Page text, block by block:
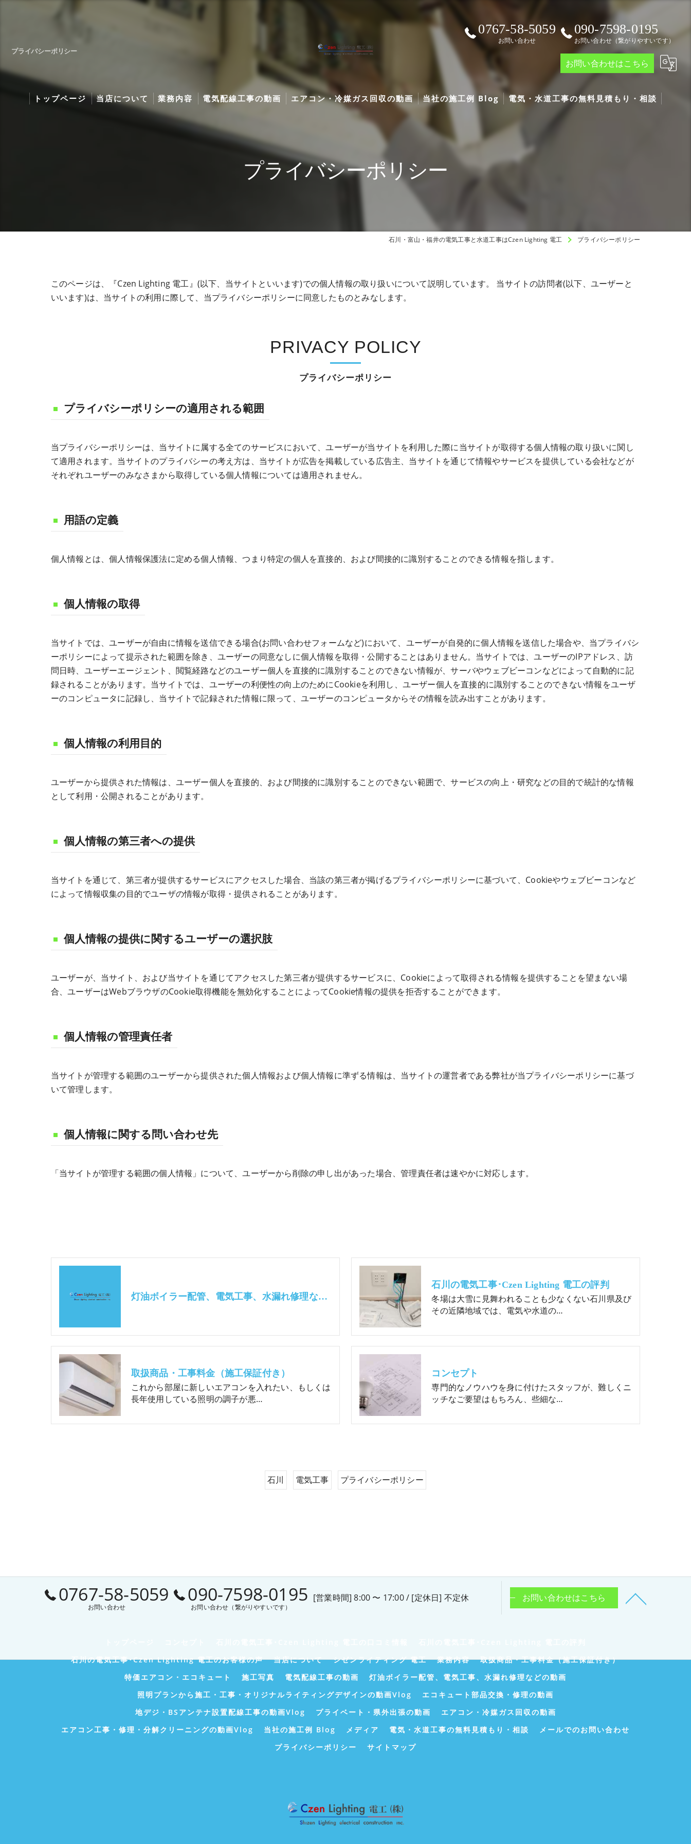
プライバシーポリシー
0767-58-5059
お問い合わせ
090-7598-0195
お問い合わせ（繋がりやすいです）
お問い合わせはこちら
トップページ 当店について 業務内容
取扱商品・工事料金（施工保証付き）
電気配線工事の動画
灯油ボイラー配管、電気工事、水漏れ修理などの動画
照明プランから施工・工事・オリジナルライティングデザインの動画Vlog
エコキュート部品交換・修理の動画
エアコン・冷媒ガス回収の動画
エアコン工事・修理・分解クリーニングの動画Vlog
当社の施工例 Blog 電気・水道工事の無料見積もり・相談
プライバシーポリシー
石川・富山・福井の電気工事と水道工事はCzen Lighting 電工 プライバシーポリシー
このページは、『Czen Lighting 電工』(以下、当サイトといいます)での個人情報の取り扱いについて説明しています。 当サイトの訪問者(以下、ユーザーと
いいます)は、当サイトの利用に際して、当プライバシーポリシーに同意したものとみなします。
プライバシーポリシー
PRIVACY POLICY
プライバシーポリシーの適用される範囲
当プライバシーポリシーは、当サイトに属する全てのサービスにおいて、ユーザーが当サイトを利用した際に当サイトが取得する個人情報の取り扱いに関し
て適用されます。当サイトのプライバシーの考え方は、当サイトが広告を掲載している広告主、当サイトを通じて情報やサービスを提供している会社などが
それぞれユーザーのみなさまから取得している個人情報については適用されません。
用語の定義
個人情報とは、個人情報保護法に定める個人情報、つまり特定の個人を直接的、および間接的に識別することのできる情報を指します。
個人情報の取得
当サイトでは、ユーザーが自由に情報を送信できる場合(お問い合わせフォームなど)において、ユーザーが自発的に個人情報を送信した場合や、当プライバシ
ーポリシーによって提示された範囲を除き、ユーザーの同意なしに個人情報を取得・公開することはありません。当サイトでは、ユーザーのIPアドレス、訪
問日時、ユーザーエージェント、閲覧経路などのユーザー個人を直接的に識別することのできない情報が、サーバやウェブビーコンなどによって自動的に記
録されることがあります。当サイトでは、ユーザーの利便性の向上のためにCookieを利用し、ユーザー個人を直接的に識別することのできない情報をユーザ
ーのコンピュータに記録し、当サイトで記録された情報に限って、ユーザーのコンピュータからその情報を読み出すことがあります。
個人情報の利用目的
ユーザーから提供された情報は、ユーザー個人を直接的、および間接的に識別することのできない範囲で、サービスの向上・研究などの目的で統計的な情報
として利用・公開されることがあります。
個人情報の第三者への提供
当サイトを通じて、第三者が提供するサービスにアクセスした場合、当該の第三者が掲げるプライバシーポリシーに基づいて、Cookieやウェブビーコンなど
によって情報収集の目的でユーザの情報が取得・提供されることがあります。
個人情報の提供に関するユーザーの選択肢
ユーザーが、当サイト、および当サイトを通じてアクセスした第三者が提供するサービスに、Cookieによって取得される情報を提供することを望まない場
合、ユーザーはWebブラウザのCookie取得機能を無効化することによってCookie情報の提供を拒否することができます。
個人情報の管理責任者
当サイトが管理する範囲のユーザーから提供された個人情報および個人情報に準ずる情報は、当サイトの運営者である弊社が当プライバシーポリシーに基づ
いて管理します。
個人情報に関する問い合わせ先
「当サイトが管理する範囲の個人情報」について、ユーザーから削除の申し出があった場合、管理責任者は速やかに対応します。
灯油ボイラー配管、電気工事、水漏れ修理などの動画
石川の電気工事･Czen Lighting 電工の評判
冬場は大雪に見舞われることも少なくない石川県及び
その近隣地域では、電気や水道の…
取扱商品・工事料金（施工保証付き）
これから部屋に新しいエアコンを入れたい、もしくは
長年使用している照明の調子が悪…
コンセプト
専門的なノウハウを身に付けたスタッフが、難しくニ
ッチなご要望はもちろん、些細な…
石川 電気工事 プライバシーポリシー
0767-58-5059
お問い合わせ
090-7598-0195
お問い合わせ（繋がりやすいです）
[営業時間] 8:00 〜 17:00 / [定休日] 不定休 お問い合わせはこちら
石川の電気工事･Czen Lighting 電工のお客様の声
当店について シゼンライティング 電工 業務内容
取扱商品・工事料金（施工保証付き）
特価エアコン・エコキュート
施工写真 電気配線工事の動画
灯油ボイラー配管、電気工事、水漏れ修理などの動画
照明プランから施工・工事・オリジナルライティングデザインの動画Vlog
エコキュート部品交換・修理の動画
地デジ・BSアンテナ設置配線工事の動画Vlog
プライベート・県外出張の動画
エアコン・冷媒ガス回収の動画
エアコン工事・修理・分解クリーニングの動画Vlog
当社の施工例 Blog メディア 電気・水道工事の無料見積もり・相談
メールでのお問い合わせ
プライバシーポリシー
サイトマップ